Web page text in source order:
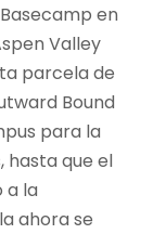
en
Valley
parcela de
Bound
para la
hasta que el
a la
ahora se